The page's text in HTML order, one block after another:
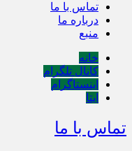
تماس با ما
درباره ما
منبع
خانه
کانال تلگرام
اینستاگرام
ایتا
تماس با ما